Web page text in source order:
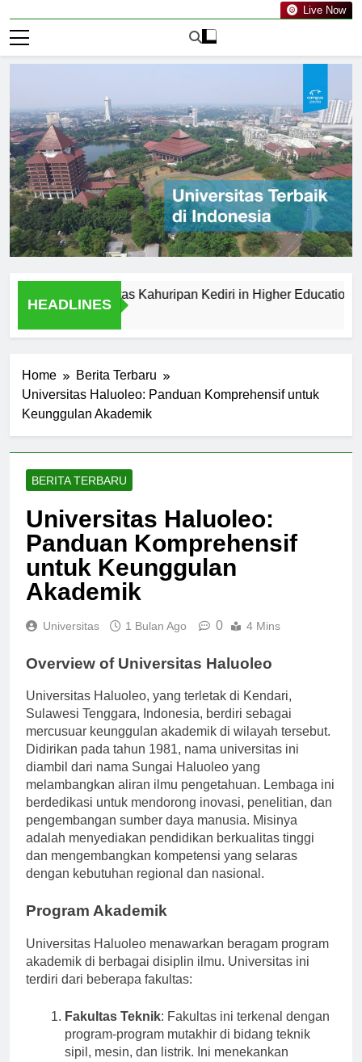
Live Now
HEADLINES
of Universitas Kahuripan Kediri in Higher Education
Home
Berita Terbaru
Universitas Haluoleo: Panduan Komprehensif untuk
Keunggulan Akademik
BERITA TERBARU
Universitas Haluoleo:
Panduan Komprehensif
untuk Keunggulan
Akademik
Universitas 1 Bulan Ago 0 4 Mins
Overview of Universitas Haluoleo
Universitas Haluoleo, yang terletak di Kendari,
Sulawesi Tenggara, Indonesia, berdiri sebagai
mercusuar keunggulan akademik di wilayah tersebut.
Didirikan pada tahun 1981, nama universitas ini
diambil dari nama Sungai Haluoleo yang
melambangkan aliran ilmu pengetahuan. Lembaga ini
berdedikasi untuk mendorong inovasi, penelitian, dan
pengembangan sumber daya manusia. Misinya
adalah menyediakan pendidikan berkualitas tinggi
dan mengembangkan kompetensi yang selaras
dengan kebutuhan regional dan nasional.
Program Akademik
Universitas Haluoleo menawarkan beragam program
akademik di berbagai disiplin ilmu. Universitas ini
terdiri dari beberapa fakultas:
Fakultas Teknik: Fakultas ini terkenal dengan
program-program mutakhir di bidang teknik
sipil, mesin, dan listrik. Ini menekankan